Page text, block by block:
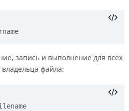
запись и выполнение для всех
файла: